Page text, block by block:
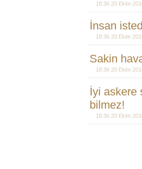
18:36 20 Ekim
İnsan
18:36 20 Ekim
Sakin
18:36 20 Ekim
İyi askere
bilmez!
18:36 20 Ekim